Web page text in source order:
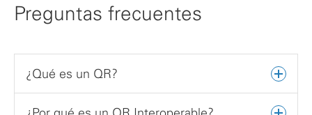
Preguntas frecuentes
¿Qué es un QR?